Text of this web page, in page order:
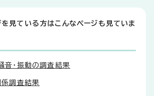
を見ている方はこんなページも見ていま
音・振動の調査結果
係調査結果